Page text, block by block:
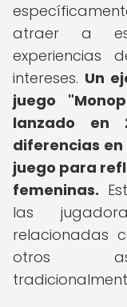
atraer a
experiencias
intereses. Un
juego
lanzado en
diferencias en
juego para
femeninas.
las
relacionadas
otros